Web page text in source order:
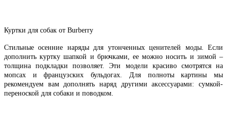
Куртки для собак от Burberry
Стильные осенние наряды для утонченных ценителей моды. Если
дополнить куртку шапкой и брючками, ее можно носить и зимой –
толщина подкладки позволяет. Эти модели красиво смотрятся на
мопсах и французских бульдогах. Для полноты картины мы
рекомендуем вам дополнять наряд другими аксессуарами: сумкой-
переноской для собаки и поводком.